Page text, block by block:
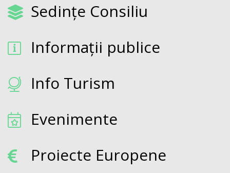
Sedințe Consiliu
Informații publice
Info Turism
Evenimente
Proiecte Europene